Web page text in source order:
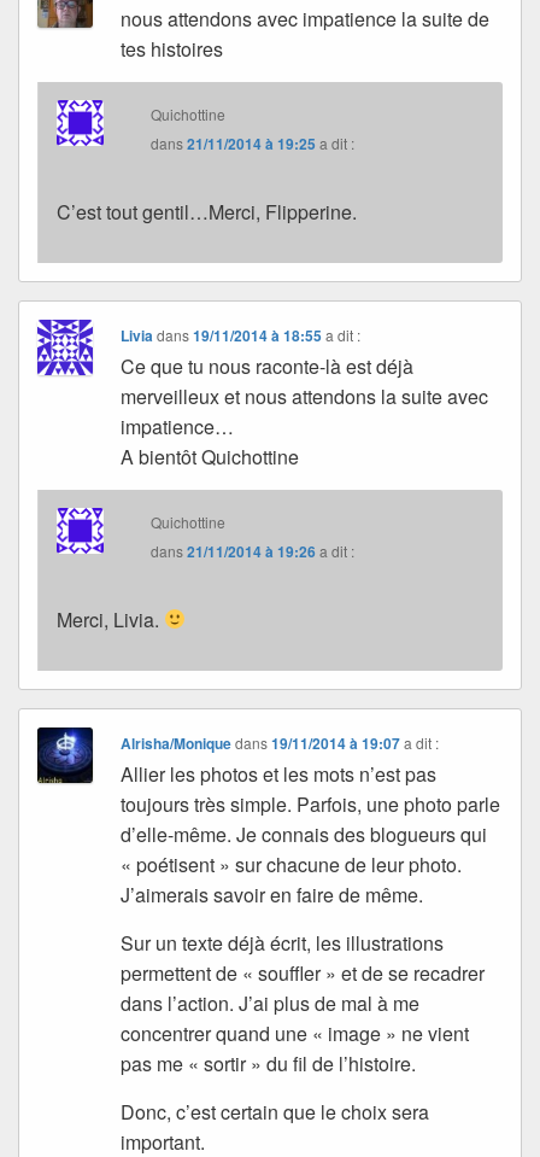
nous attendons avec impatience la suite de
tes histoires
Quichottine
dans21/11/2014 à 19:25 a dit :
C’est tout gentil…Merci, Flipperine.
Liviadans19/11/2014 à 18:55 a dit :
Ce que tu nous raconte-là est déjà
merveilleux et nous attendons la suite avec
impatience…
A bientôt Quichottine
Quichottine
dans21/11/2014 à 19:26a dit :
Merci, Livia.
Alrisha/Moniquedans19/11/2014 à 19:07 a dit :
Allier les photos et les mots n’est pas
toujours très simple. Parfois, une photo parle
d’elle-même. Je connais des blogueurs qui
« poétisent » sur chacune de leur photo.
J’aimerais savoir en faire de même.
Sur un texte déjà écrit, les illustrations
permettent de « souffler » et de se recadrer
dans l’action. J’ai plus de mal à me
concentrer quand une « image » ne vient
pas me « sortir » du fil de l’histoire.
Donc, c’est certain que le choix sera
important.